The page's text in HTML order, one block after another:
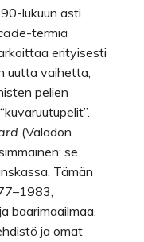
lukuun asti
-termiä
erityisesti
uutta vaihetta,
pelien
(Valadon
se
Tämän
baarimaailmaa,
ja omat